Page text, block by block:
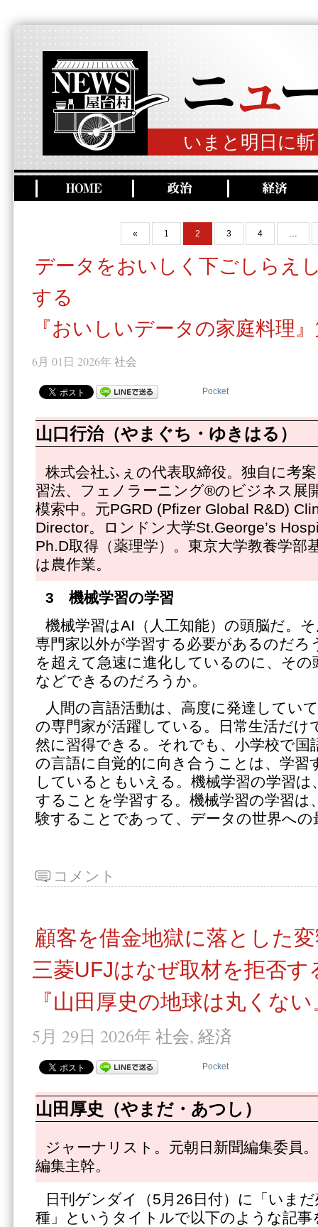
いまと明日に
« 1 2 3 4 …
データをおいしく下ごしらえ
する
『おいしいデータの家庭料理
6月 01日 2026年 社会
Pocket
山口行治（やまぐち・ゆきはる）
株式会社ふぇの代表取締役。独自に考
習法、フェノラーニング®のビジネス展
模索中。元PGRD (Pfizer Global R&D)
Director。ロンドン大学St.George’s
Ph.D取得（薬理学）。東京大学教養学部
は農作業。
3 機械学習の学習
機械学習はAI（人工知能）の頭脳だ。
専門家以外が学習する必要があるのだろ
を超えて急速に進化しているのに、そ
などできるのだろうか。
人間の言語活動は、高度に発達してい
の専門家が活躍している。日常生活だけ
然に習得できる。それでも、小学校で国
の言語に自覚的に向き合うことは、学習
しているともいえる。機械学習の学習
することを学習する。機械学習の学習は
験することであって、データの世界へ
コメント
顧客を借金地獄に落とした
三菱UFJはなぜ取材を拒否す
『山田厚史の地球は丸くな
5月 29日 2026年 社会, 経済
Pocket
山田厚史（やまだ・あつし）
ジャーナリスト。元朝日新聞編集委員
編集主幹。
日刊ゲンダイ（5月26日付）に「いま
種」というタイトルで以下のような記事